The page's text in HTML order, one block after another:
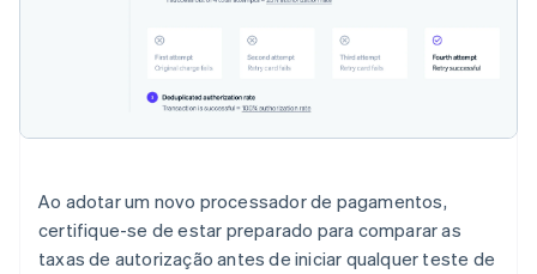
Ao adotar um novo processador de pagamentos,
certifique-se de estar preparado para comparar as
taxas de autorização antes de iniciar qualquer teste de